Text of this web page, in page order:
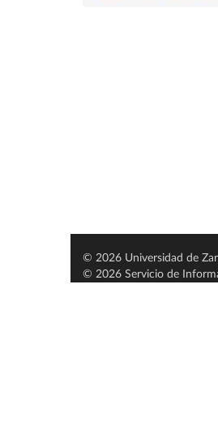
© 2026 Universidad de
© 2026 Servicio de